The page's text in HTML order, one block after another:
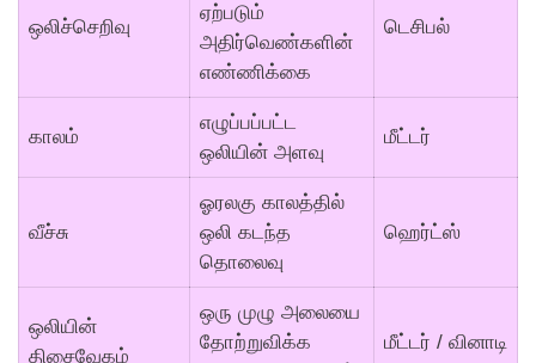
ஒலிச்செறிவு
ஏற்படும்
அதிர்வெண்களின்
எண்ணிக்கை
டெசிபல்
காலம்
எழுப்பப்பட்ட
ஒலியின் அளவு
மீட்டர்
வீச்சு
ஓரலகு காலத்தில்
ஒலி கடந்த
தொலைவு
ஹெர்ட்ஸ்
ஒலியின்
திசைவேகம்
ஒரு முழு அலையை
தோற்றுவிக்க
மீட்டர் / வினாடி